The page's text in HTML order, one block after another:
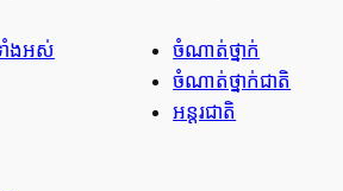
ាំងអស់
ចំណាត់ថ្នាក់
ចំណាត់ថ្នាក់ជាតិ
អន្តរជាតិ